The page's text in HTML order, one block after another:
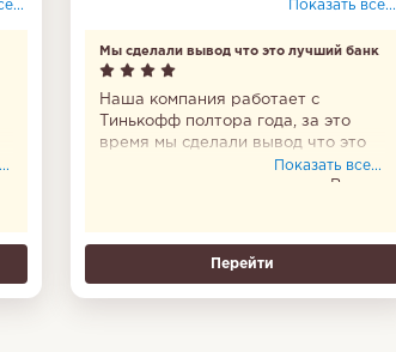
Показать все...
Mы сделали вывод что это лучший банк
Наша компания работает с
Тинькофф полтора года, за это
время мы сделали вывод что это
лучший банк и нам очень повезло
сотрудничать именно с ним. Во-
недоразумений всегда идет на
Показать все...
Перейти